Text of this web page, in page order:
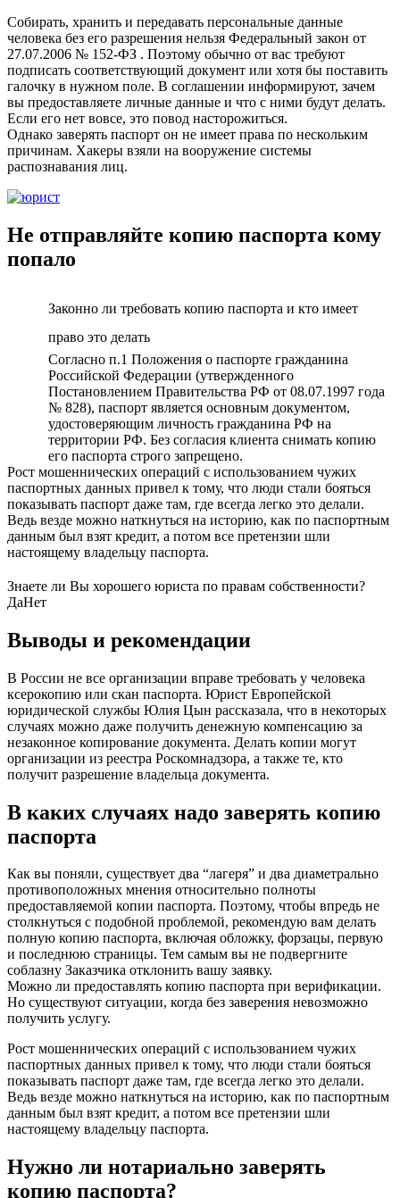
Собирать, хранить и передавать персональные данные
человека без его разрешения нельзя Федеральный закон от
27.07.2006 № 152‑ФЗ . Поэтому обычно от вас требуют
подписать соответствующий документ или хотя бы поставить
галочку в нужном поле. В соглашении информируют, зачем
вы предоставляете личные данные и что с ними будут делать.
Если его нет вовсе, это повод насторожиться.
Однако заверять паспорт он не имеет права по нескольким
причинам. Хакеры взяли на вооружение системы
распознавания лиц.
Не отправляйте копию паспорта кому
попало
Законно ли требовать копию паспорта и кто имеет
право это делать
Согласно п.1 Положения о паспорте гражданина
Российской Федерации (утвержденного
Постановлением Правительства РФ от 08.07.1997 года
№ 828), паспорт является основным документом,
удостоверяющим личность гражданина РФ на
территории РФ. Без согласия клиента снимать копию
его паспорта строго запрещено.
Рост мошеннических операций с использованием чужих
паспортных данных привел к тому, что люди стали бояться
показывать паспорт даже там, где всегда легко это делали.
Ведь везде можно наткнуться на историю, как по паспортным
данным был взят кредит, а потом все претензии шли
настоящему владельцу паспорта.
Знаете ли Вы хорошего юриста по правам собственности?
ДаНет
Выводы и рекомендации
В России не все организации вправе требовать у человека
ксерокопию или скан паспорта. Юрист Европейской
юридической службы Юлия Цын рассказала, что в некоторых
случаях можно даже получить денежную компенсацию за
незаконное копирование документа. Делать копии могут
организации из реестра Роскомнадзора, а также те, кто
получит разрешение владельца документа.
В каких случаях надо заверять копию
паспорта
Как вы поняли, существует два “лагеря” и два диаметрально
противоположных мнения относительно полноты
предоставляемой копии паспорта. Поэтому, чтобы впредь не
столкнуться с подобной проблемой, рекомендую вам делать
полную копию паспорта, включая обложку, форзацы, первую
и последнюю страницы. Тем самым вы не подвергните
соблазну Заказчика отклонить вашу заявку.
Можно ли предоставлять копию паспорта при верификации.
Но существуют ситуации, когда без заверения невозможно
получить услугу.
Рост мошеннических операций с использованием чужих
паспортных данных привел к тому, что люди стали бояться
показывать паспорт даже там, где всегда легко это делали.
Ведь везде можно наткнуться на историю, как по паспортным
данным был взят кредит, а потом все претензии шли
настоящему владельцу паспорта.
Нужно ли нотариально заверять
копию паспорта?